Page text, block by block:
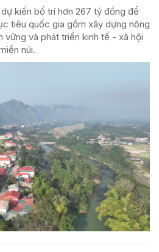
kiến bố trí hơn 267 tỷ đồng để
tiêu quốc gia gồm xây dựng nông
vững và phát triển kinh tế - xã hội
núi.